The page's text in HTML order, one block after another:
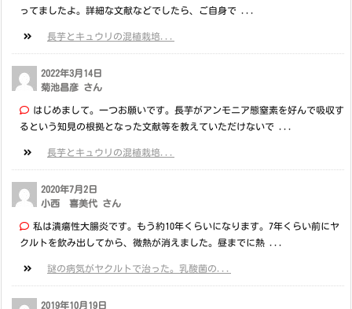
ってましたよ。詳細な文献などでしたら、ご自身で ...
長芋とキュウリの混植栽培...
2022年3月14日
菊池昌彦 さん
はじめまして。一つお願いです。長芋がアンモニア態窒素を好んで吸収す
るという知見の根拠となった文献等を教えていただけないで ...
長芋とキュウリの混植栽培...
2020年7月2日
小西 喜美代 さん
私は潰瘍性大腸炎です。もう約10年くらいになります。7年くらい前にヤ
クルトを飲み出してから、微熱が消えました。昼までに熱 ...
謎の病気がヤクルトで治った。乳酸菌の...
2019年10月19日